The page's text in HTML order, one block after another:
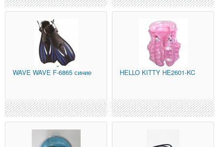
WAVE WAVE F-6865 синие HELLO KITTY HE2601-KC